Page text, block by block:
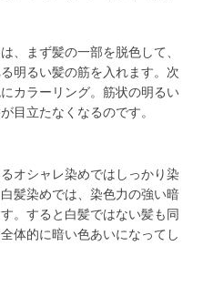
、まず髪の一部を脱色して、
明るい髪の筋を入れます。次
カラーリング。筋状の明るい
目立たなくなるのです。
オシャレ染めではしっかり染
髪染めでは、染色力の強い暗
。すると白髪ではない髪も同
体的に暗い色あいになってし